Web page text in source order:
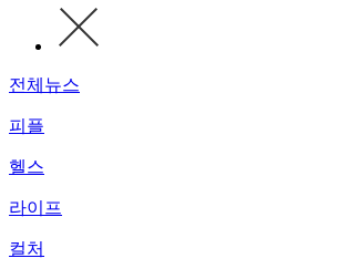
전체뉴스
피플
헬스
라이프
컬처